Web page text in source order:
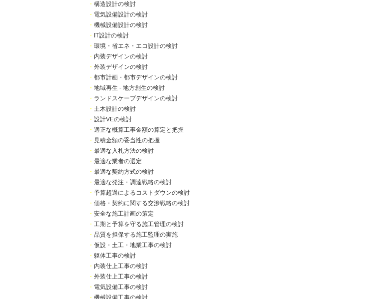
・ 構造設計の検討
・ 電気設備設計の検討
・ 機械設備設計の検討
・ IT設計の検討
・ 環境・省エネ・エコ設計の検討
・ 内装デザインの検討
・ 外装デザインの検討
・ 都市計画・都市デザインの検討
・ 地域再生 - 地方創生の検討
・ ランドスケープデザインの検討
・ 土木設計の検討
・ 設計VEの検討
・ 適正な概算工事金額の算定と把握
・ 見積金額の妥当性の把握
・ 最適な入札方法の検討
・ 最適な業者の選定
・ 最適な契約方式の検討
・ 最適な発注・調達戦略の検討
・ 予算超過によるコストダウンの検討
・ 価格・契約に関する交渉戦略の検討
・ 安全な施工計画の策定
・ 工期と予算を守る施工管理の検討
・ 品質を担保する施工監理の実施
・ 仮設・土工・地業工事の検討
・ 躯体工事の検討
・ 内装仕上工事の検討
・ 外装仕上工事の検討
・ 電気設備工事の検討
・ 機械設備工事の検討